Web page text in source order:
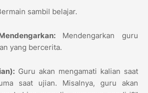
sambil belajar.
Mendengarkan guru
yang bercerita.
Guru akan mengamati kalian saat
saat ujian. Misalnya, guru akan